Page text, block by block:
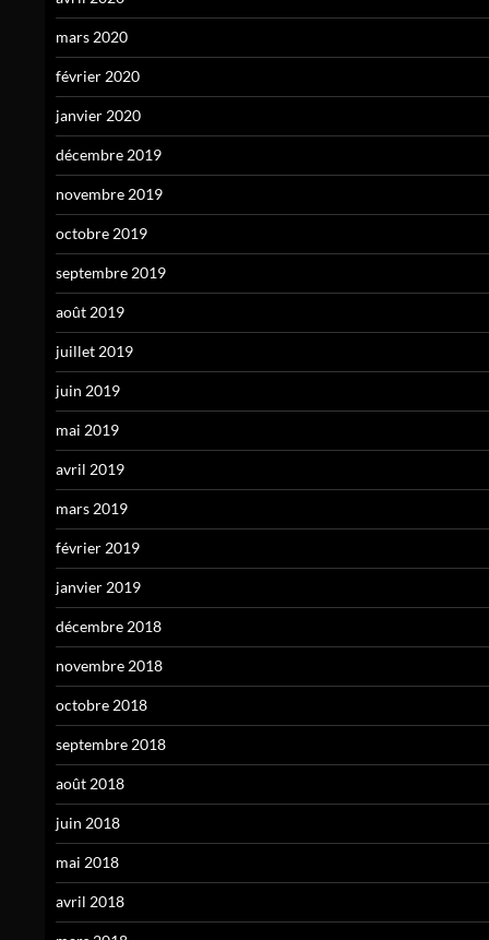
mars 2020
février 2020
janvier 2020
décembre 2019
novembre 2019
octobre 2019
septembre 2019
août 2019
juillet 2019
juin 2019
mai 2019
avril 2019
mars 2019
février 2019
janvier 2019
décembre 2018
novembre 2018
octobre 2018
septembre 2018
août 2018
juin 2018
mai 2018
avril 2018